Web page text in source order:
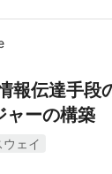
報伝達手段
ャーの構築
ウェイ